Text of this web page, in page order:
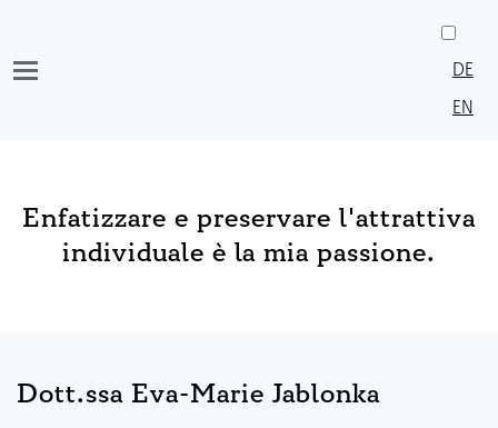
contenuto
DE
EN
Enfatizzare e preservare l'attrattiva
individuale è la mia passione.
Dott.ssa Eva-Marie Jablonka